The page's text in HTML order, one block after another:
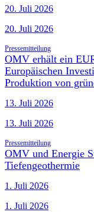
20. Juli 2026
20. Juli 2026
Pressemitteilung
OMV erhält ein
Europäischen
Produktion von
13. Juli 2026
13. Juli 2026
Pressemitteilung
OMV und Energie
Tiefengeothermie
1. Juli 2026
1. Juli 2026